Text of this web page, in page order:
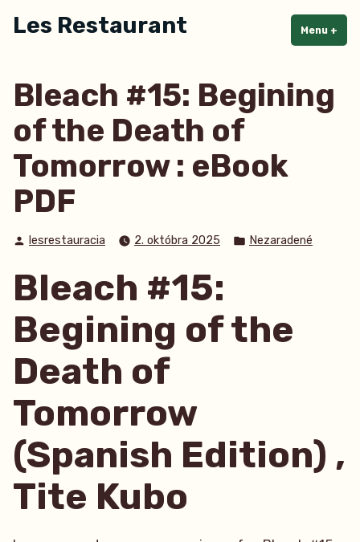
Les Restaurant Menu +
Bleach #15: Begining
of the Death of
Tomorrow : eBook
PDF
Posted
lesrestauracia 2. októbra 2025
Posted
Nezaradené
Bleach #15:
Begining of the
Death of
Tomorrow
(Spanish Edition) ,
Tite Kubo